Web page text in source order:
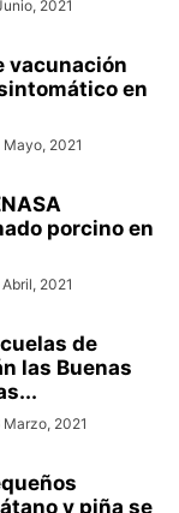
2021
vacunación
en
Mayo, 2021
porcino en
Abril, 2021
de
las Buenas
Marzo, 2021
y piña se